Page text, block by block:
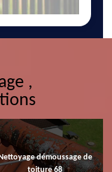
,
Nettoyage démoussage de
toiture 68